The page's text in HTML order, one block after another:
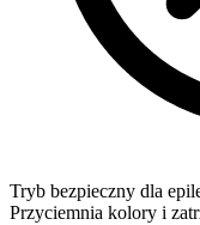
Tryb bezpieczny dla
Przyciemnia kolory i